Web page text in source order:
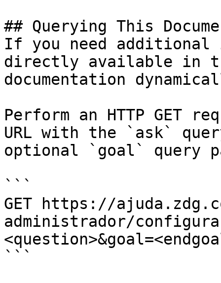
## Querying This
If you need
directly available in
documentation
Perform an HTTP GET
URL with the `ask`
optional `goal` query
```
GET https://
administrador/
```